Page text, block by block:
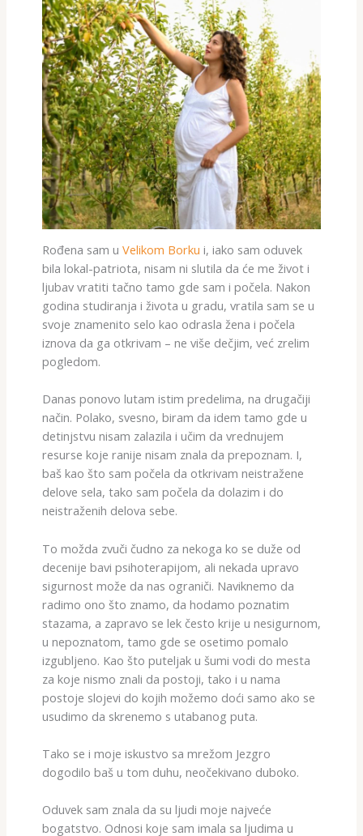
Rođena sam u Velikom Borku i, iako sam oduvek
bila lokal-patriota, nisam ni slutila da će me život i
ljubav vratiti tačno tamo gde sam i počela. Nakon
godina studiranja i života u gradu, vratila sam se u
svoje znamenito selo kao odrasla žena i počela
iznova da ga otkrivam – ne više dečjim, već zrelim
pogledom.
Danas ponovo lutam istim predelima, na drugačiji
način. Polako, svesno, biram da idem tamo gde u
detinjstvu nisam zalazila i učim da vrednujem
resurse koje ranije nisam znala da prepoznam. I,
baš kao što sam počela da otkrivam neistražene
delove sela, tako sam počela da dolazim i do
neistraženih delova sebe.
To možda zvuči čudno za nekoga ko se duže od
decenije bavi psihoterapijom, ali nekada upravo
sigurnost može da nas ograniči. Naviknemo da
radimo ono što znamo, da hodamo poznatim
stazama, a zapravo se lek često krije u nesigurnom,
u nepoznatom, tamo gde se osetimo pomalo
izgubljeno. Kao što puteljak u šumi vodi do mesta
za koje nismo znali da postoji, tako i u nama
postoje slojevi do kojih možemo doći samo ako se
usudimo da skrenemo s utabanog puta.
Tako se i moje iskustvo sa mrežom Jezgro
dogodilo baš u tom duhu, neočekivano duboko.
Oduvek sam znala da su ljudi moje najveće
bogatstvo. Odnosi koje sam imala sa ljudima u